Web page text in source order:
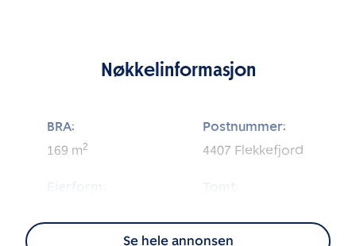
Nøkkelinformasjon
BRA:
169 m2
Postnummer:
4407 Flekkefjord
Se hele annonsen